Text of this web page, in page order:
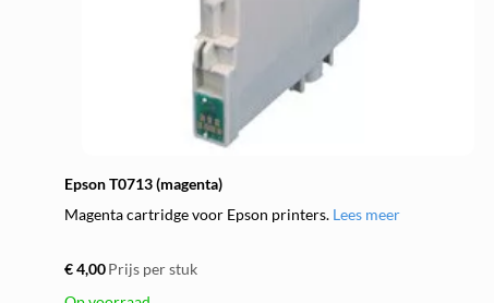
Epson T0713 (magenta)
Magenta cartridge voor Epson printers. Lees meer
€ 4,00Prijs per stuk